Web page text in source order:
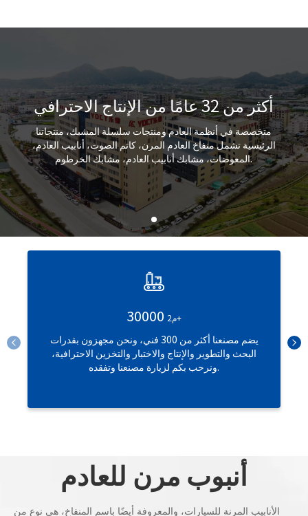
أكثر من 32 عامًا من الإنتاج الاحترافي
متخصصة في أنظمة العادم ومنتجات سلسلة المشبك، منتجاتنا
الرئيسية تشمل منفاخ العادم المرن، كاتم الصوت، أنابيب العادم،
المعوضات، مشابك أنابيب العادم، مشابك الخرطوم.
30000 م2+
يضم مصنعنا أكثر من 300 فني، ونحن مجهزون بقدرات
البحث والتطوير والإنتاج والاختبار والتخزين الاحترافية،
ونرحب بكم لزيارة مصنعنا وتفقده.
أنبوب مرن للعادم
الأنابيب المرنة للسيارات، والمعروفة أيضًا باسم المنفاخ، هي نوع من